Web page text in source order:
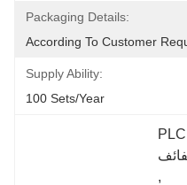
Packaging Details:
According To Customer
Supply Ability:
100 Sets/year
PLC التحكم في آلة قطعة الفولاذ
,